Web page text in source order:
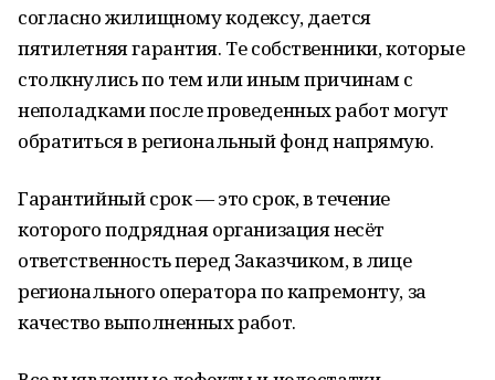
согласно жилищному кодексу, дается
пятилетняя гарантия. Те собственники, которые
столкнулись по тем или иным причинам с
неполадками после проведенных работ могут
обратиться в региональный фонд напрямую.
Гарантийный срок — это срок, в течение
которого подрядная организация несёт
ответственность перед Заказчиком, в лице
регионального оператора по капремонту, за
качество выполненных работ.